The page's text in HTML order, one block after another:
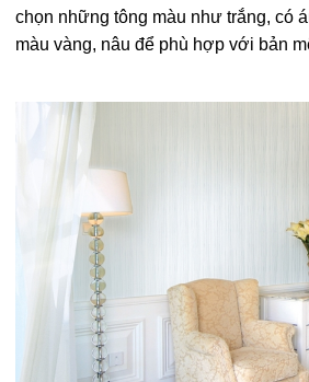
chọn những tông màu như trắng, có
màu vàng, nâu để phù hợp với bản